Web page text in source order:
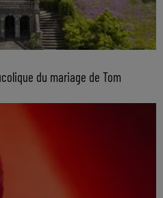
du mariage de Tom